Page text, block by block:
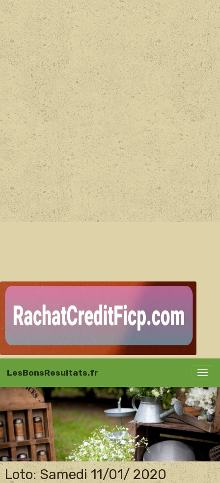
LesBonsResultats.fr
Loto: Samedi 11/01/ 2020